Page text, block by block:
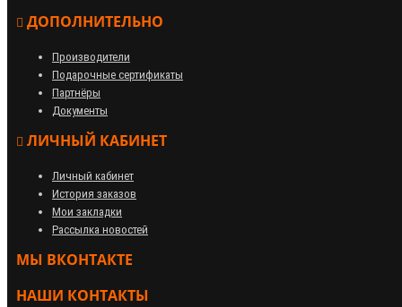
ДОПОЛНИТЕЛЬНО
Производители
Подарочные сертификаты
Партнёры
Документы
ЛИЧНЫЙ КАБИНЕТ
Личный кабинет
История заказов
Мои закладки
Рассылка новостей
МЫ ВКОНТАКТЕ
НАШИ КОНТАКТЫ